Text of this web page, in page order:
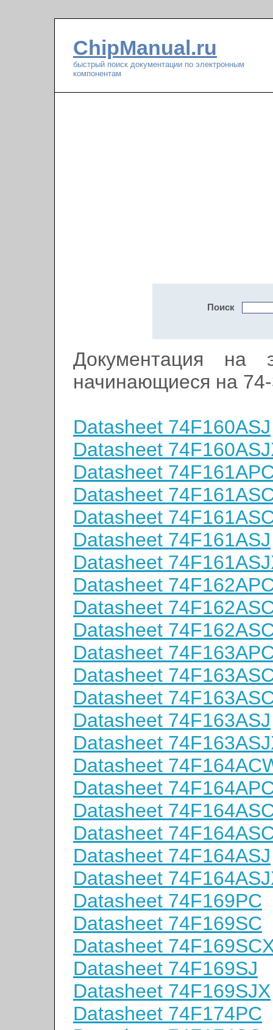
ChipManual.ru
быстрый поиск документации по электронным
компонентам
Поиск
Документация на
начинающиеся на
Datasheet 74F160ASJ
Datasheet
Datasheet
Datasheet
Datasheet
Datasheet 74F161ASJ
Datasheet
Datasheet
Datasheet
Datasheet
Datasheet
Datasheet
Datasheet
Datasheet 74F163ASJ
Datasheet
Datasheet
Datasheet
Datasheet
Datasheet
Datasheet 74F164ASJ
Datasheet
Datasheet 74F169PC
Datasheet 74F169SC
Datasheet
Datasheet 74F169SJ
Datasheet 74F169SJX
Datasheet 74F174PC